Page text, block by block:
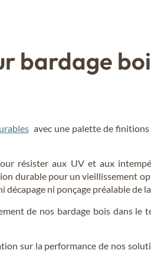
bardage
avec une palette de
résister aux UV et aux
durable pour un vieillissement
ni ponçage préalable de
de nos bardage bois dans le
sur la performance de nos